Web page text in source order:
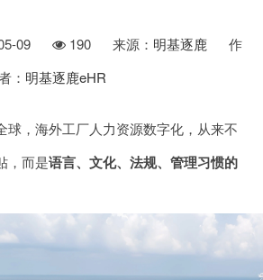
09 190 来源： 明基逐鹿
作
： 明基逐鹿eHR
球，海外工厂人力资源数字化，从来不
，而是语言、文化、法规、管理习惯的